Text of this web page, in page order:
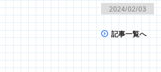
2024/02/03
記事一覧へ